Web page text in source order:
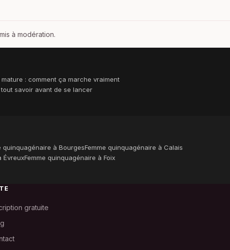
à modération.
: comment ça marche vraiment
savoir avant de se lancer
quinquagénaire à BourgesFemme quinquagénaire à Calais
ÉvreuxFemme quinquagénaire à Foix
gratuite